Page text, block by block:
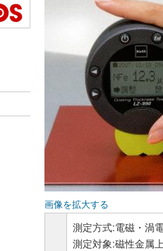
画像を拡大する
測定方式:電磁・渦
測定対象:磁性金属